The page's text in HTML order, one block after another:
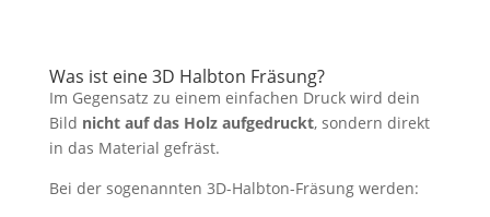
Was ist eine 3D Halbton Fräsung?
Im Gegensatz zu einem einfachen Druck wird dein
Bild nicht auf das Holz aufgedruckt, sondern direkt
in das Material gefräst.
Bei der sogenannten 3D-Halbton-Fräsung werden: